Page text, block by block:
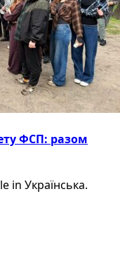
ФСП: разом
in Українська.